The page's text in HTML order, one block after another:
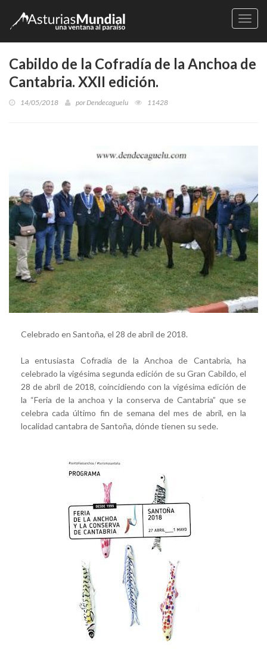
Cabildo de la Cofradía de la Anchoa de
Cantabria. XXII edición.
14/05/2018 porDendecaguelu 11428
Celebrado en Santoña, el 28 de abril de 2018.
La entusiasta Cofradía de la Anchoa de Cantabria, ha
celebrado la vigésima segunda edición de su Gran Cabildo, el
28 de abril de 2018, coincidiendo con la vigésima edición de
la “Feria de la anchoa y la conserva de Cantabria” que se
celebra cada último fin de semana del mes de abril, en la
localidad cantabra de Santoña, dónde tienen su sede.